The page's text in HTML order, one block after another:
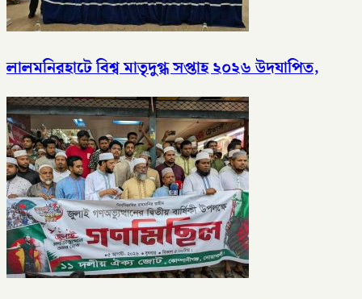
লালমনিরহাটে বিশ্ব মাতৃদুগ্ধ সপ্তাহ ২০২৬ উদযাপিত,